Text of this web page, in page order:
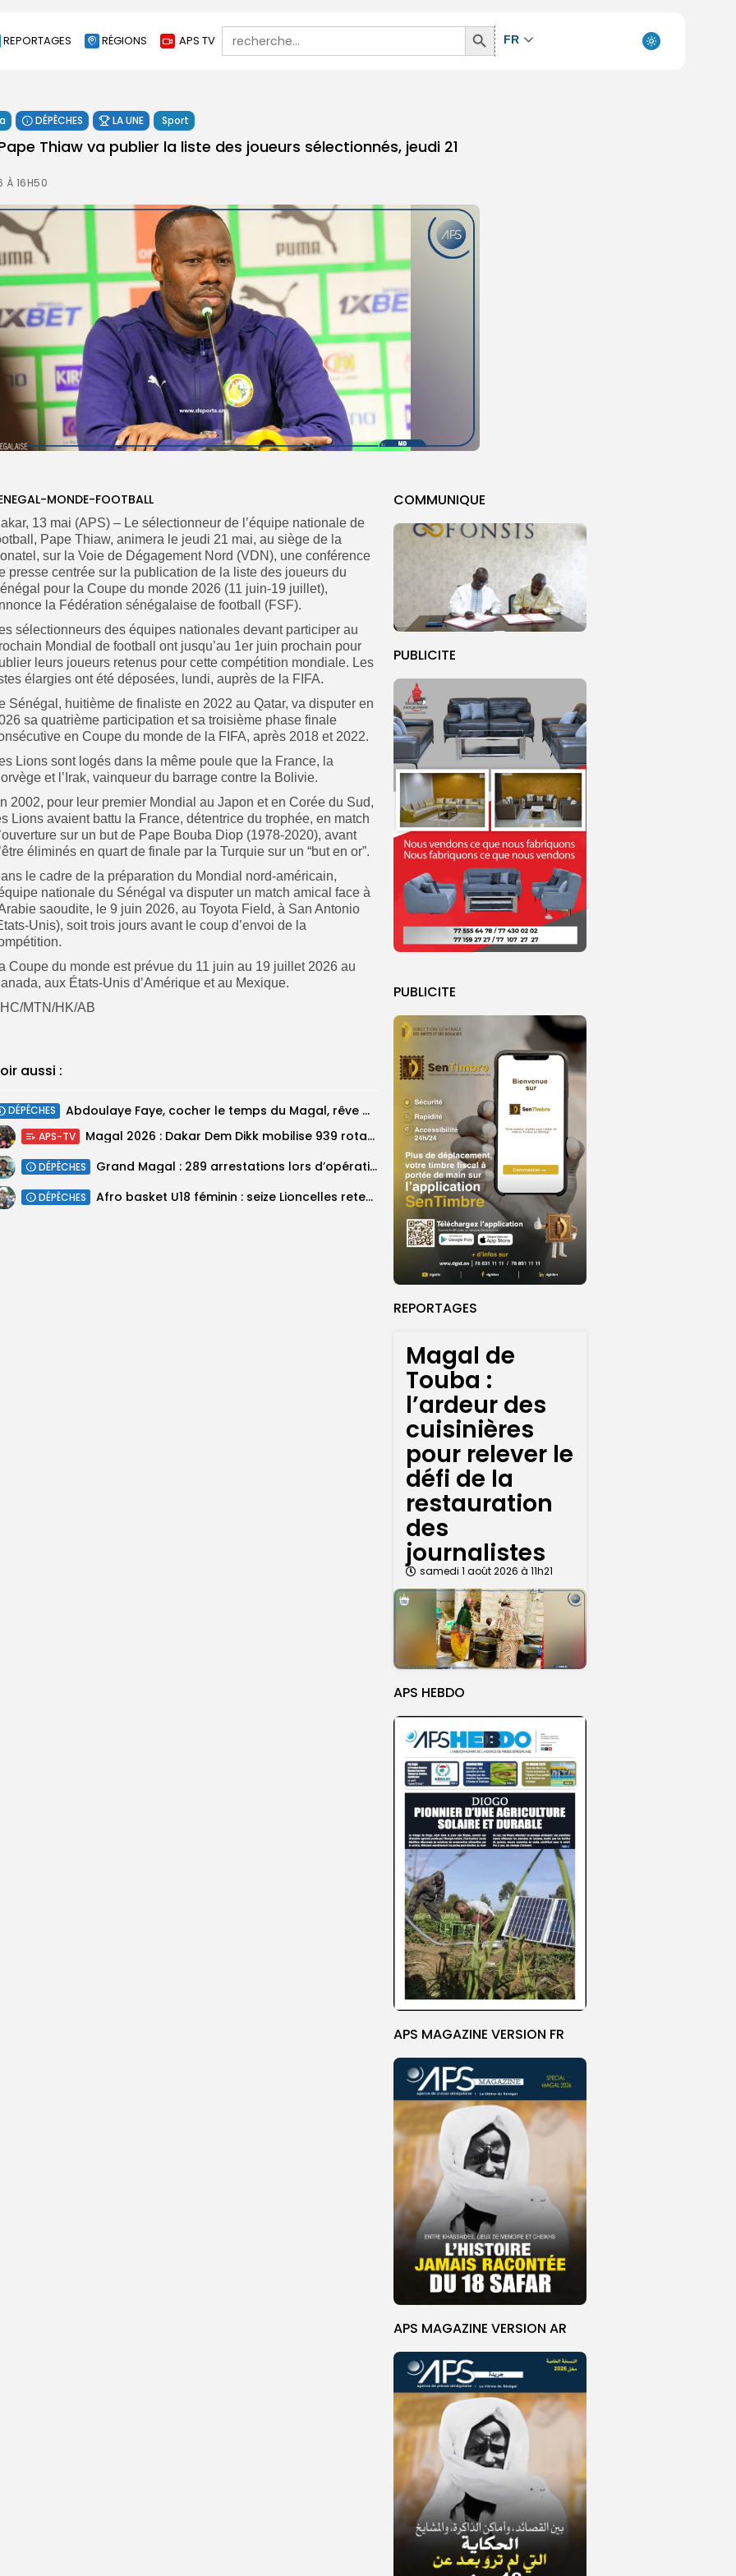
REPORTAGES RÉGIONS APS TV
Search
for:
Search
Button
FR
DÉPÊCHES LA UNE Sport
Thiaw va publier la liste des joueurs sélectionnés, jeudi 21
À 16H50
COMMUNIQUE
PUBLICITE
PUBLICITE
REPORTAGES
Magal de
Touba :
l’ardeur des
cuisinières
pour relever le
défi de la
restauration
des
journalistes
samedi 1 août 2026 à 11h21
APS HEBDO
APS MAGAZINE VERSION FR
APS MAGAZINE VERSION AR
MONDE-FOOTBALL
13 mai (APS) – Le sélectionneur de l’équipe nationale de
Pape Thiaw, animera le jeudi 21 mai, au siège de la
sur la Voie de Dégagement Nord (VDN), une conférence
presse centrée sur la publication de la liste des joueurs du
pour la Coupe du monde 2026 (11 juin-19 juillet),
la Fédération sénégalaise de football (FSF).
sélectionneurs des équipes nationales devant participer au
Mondial de football ont jusqu’au 1er juin prochain pour
leurs joueurs retenus pour cette compétition mondiale. Les
élargies ont été déposées, lundi, auprès de la FIFA.
Sénégal, huitième de finaliste en 2022 au Qatar, va disputer en
sa quatrième participation et sa troisième phase finale
en Coupe du monde de la FIFA, après 2018 et 2022.
Lions sont logés dans la même poule que la France, la
et l’Irak, vainqueur du barrage contre la Bolivie.
2002, pour leur premier Mondial au Japon et en Corée du Sud,
Lions avaient battu la France, détentrice du trophée, en match
sur un but de Pape Bouba Diop (1978-2020), avant
éliminés en quart de finale par la Turquie sur un “but en or”.
le cadre de la préparation du Mondial nord-américain,
nationale du Sénégal va disputer un match amical face à
saoudite, le 9 juin 2026, au Toyota Field, à San Antonio
Unis), soit trois jours avant le coup d’envoi de la
Coupe du monde est prévue du 11 juin au 19 juillet 2026 au
aux États-Unis d’Amérique et au Mexique.
MTN/HK/AB
aussi :
DÉPÊCHES Abdoulaye Faye, cocher le temps du Magal, rêve d’un lendemain meilleur
APS-TV Magal 2026 : Dakar Dem Dikk mobilise 939 rotations et transporte près...
DÉPÊCHES Grand Magal : 289 arrestations lors d’opérations préventives de sécurisation
DÉPÊCHES ‎Afro basket U18 féminin : seize Lioncelles retenues pour l’étape finale de...